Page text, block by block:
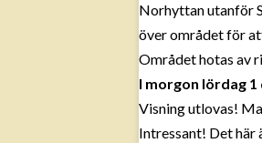
Norhyttan utanför
över området för
Området hotas av
I morgon lördag
Visning utlovas!
Intressant! Det